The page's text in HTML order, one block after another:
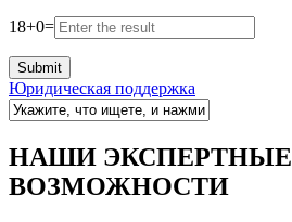
18+0=
Юридическая поддержка
НАШИ ЭКСПЕРТНЫЕ
ВОЗМОЖНОСТИ